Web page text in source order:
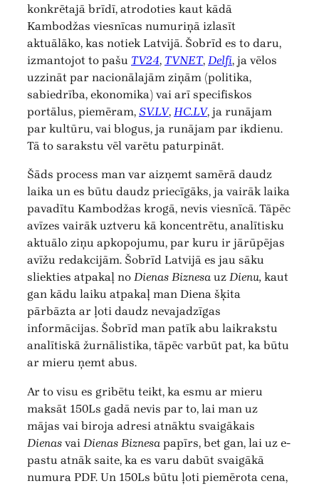
konkrētajā brīdī, atrodoties kaut kādā
Kambodžas viesnīcas numuriņā izlasīt
aktuālāko, kas notiek Latvijā. Šobrīd es to daru,
izmantojot to pašu TV24, TVNET, Delfi, ja vēlos
uzzināt par nacionālajām ziņām (politika,
sabiedrība, ekonomika) vai arī specifiskos
portālus, piemēram, SV.LV, HC.LV, ja runājam
par kultūru, vai blogus, ja runājam par ikdienu.
Tā to sarakstu vēl varētu paturpināt.
Šāds process man var aizņemt samērā daudz
laika un es būtu daudz priecīgāks, ja vairāk laika
pavadītu Kambodžas krogā, nevis viesnīcā. Tāpēc
avīzes vairāk uztveru kā koncentrētu, analītisku
aktuālo ziņu apkopojumu, par kuru ir jārūpējas
avīžu redakcijām. Šobrīd Latvijā es jau sāku
sliekties atpakaļ no Dienas Biznesa uz Dienu, kaut
gan kādu laiku atpakaļ man Diena šķita
pārbāzta ar ļoti daudz nevajadzīgas
informācijas. Šobrīd man patīk abu laikrakstu
analītiskā žurnālistika, tāpēc varbūt pat, ka būtu
ar mieru ņemt abus.
Ar to visu es gribētu teikt, ka esmu ar mieru
maksāt 150Ls gadā nevis par to, lai man uz
mājas vai biroja adresi atnāktu svaigākais
Dienas vai Dienas Biznesa papīrs, bet gan, lai uz e-
pastu atnāk saite, ka es varu dabūt svaigākā
numura PDF. Un 150Ls būtu ļoti piemērota cena,